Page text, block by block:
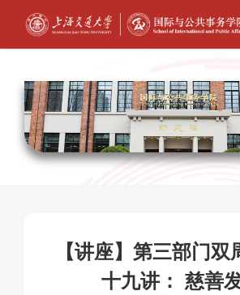
【讲座】第三部门双
十九讲： 慈善